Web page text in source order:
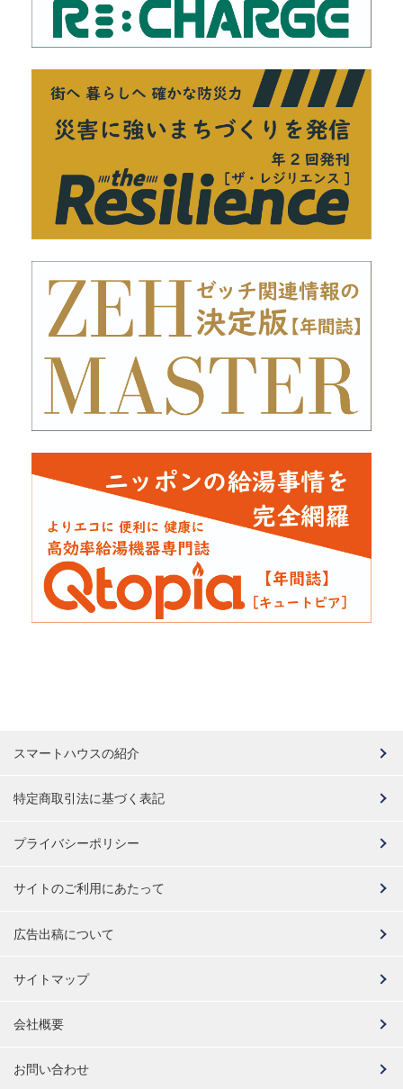
スマートハウスの紹介
特定商取引法に基づく表記
プライバシーポリシー
サイトのご利用にあたって
広告出稿について
サイトマップ
会社概要
お問い合わせ